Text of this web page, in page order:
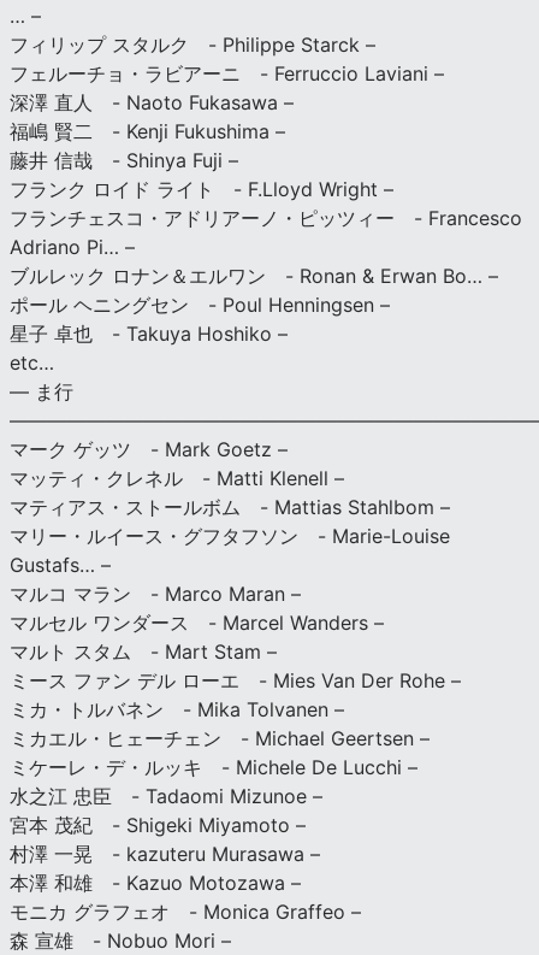
… –
フィリップ スタルク - Philippe Starck –
フェルーチョ・ラビアーニ - Ferruccio Laviani –
深澤 直人 - Naoto Fukasawa –
福嶋 賢二 - Kenji Fukushima –
藤井 信哉 - Shinya Fuji –
フランク ロイド ライト - F.Lloyd Wright –
フランチェスコ・アドリアーノ・ピッツィー - Francesco
Adriano Pi… –
ブルレック ロナン＆エルワン - Ronan & Erwan Bo… –
ポール ヘニングセン - Poul Henningsen –
星子 卓也 - Takuya Hoshiko –
etc…
— ま行
マーク ゲッツ - Mark Goetz –
マッティ・クレネル - Matti Klenell –
マティアス・ストールボム - Mattias Stahlbom –
マリー・ルイース・グフタフソン - Marie-Louise
Gustafs… –
マルコ マラン - Marco Maran –
マルセル ワンダース - Marcel Wanders –
マルト スタム - Mart Stam –
ミース ファン デル ローエ - Mies Van Der Rohe –
ミカ・トルバネン - Mika Tolvanen –
ミカエル・ヒェーチェン - Michael Geertsen –
ミケーレ・デ・ルッキ - Michele De Lucchi –
水之江 忠臣 - Tadaomi Mizunoe –
宮本 茂紀 - Shigeki Miyamoto –
村澤 一晃 - kazuteru Murasawa –
本澤 和雄 - Kazuo Motozawa –
モニカ グラフェオ - Monica Graffeo –
森 宣雄 - Nobuo Mori –